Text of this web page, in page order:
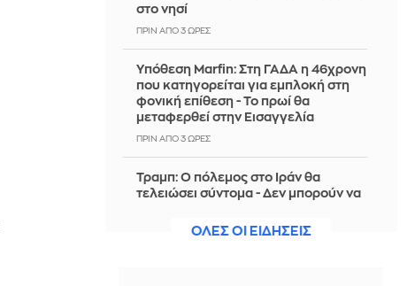
στο νησί
ΠΡΙΝ ΑΠΌ 3 ΏΡΕΣ
Υπόθεση Marfin: Στη ΓΑΔΑ η 46χρονη
που κατηγορείται για εμπλοκή στη
φονική επίθεση - Το πρωί θα
μεταφερθεί στην Εισαγγελία
ΠΡΙΝ ΑΠΌ 3 ΏΡΕΣ
Τραμπ: Ο πόλεμος στο Ιράν θα
τελειώσει σύντομα - Δεν μπορούν να
ΠΡΙΝ ΑΠΌ 3 ΏΡΕΣΟΛΕΣ ΟΙ ΕΙΔΗΣΕΙΣ